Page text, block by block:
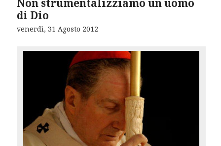
Non strumentalizziamo un uomo
di Dio
venerdì, 31 Agosto 2012